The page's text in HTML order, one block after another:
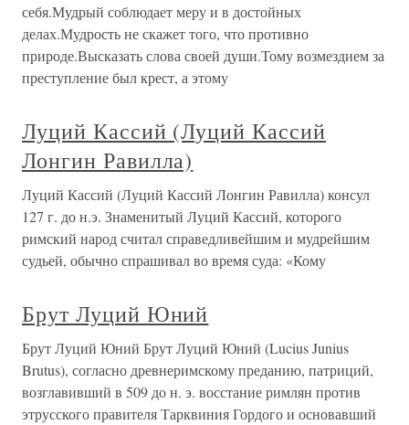
себя.Мудрый соблюдает меру и в достойных
делах.Мудрость не скажет того, что противно
природе.Высказать слова своей души.Тому возмездием за
преступление был крест, а этому
Луций Кассий (Луций Кассий
Лонгин Равилла)
Луций Кассий (Луций Кассий Лонгин Равилла) консул
127 г. до н.э. Знаменитый Луций Кассий, которого
римский народ считал справедливейшим и мудрейшим
судьей, обычно спрашивал во время суда: «Кому
Брут Луций Юний
Брут Луций Юний Брут Луций Юний (Lucius Junius
Brutus), согласно древнеримскому преданию, патриций,
возглавивший в 509 до н. э. восстание римлян против
этрусского правителя Тарквиния Гордого и основавший